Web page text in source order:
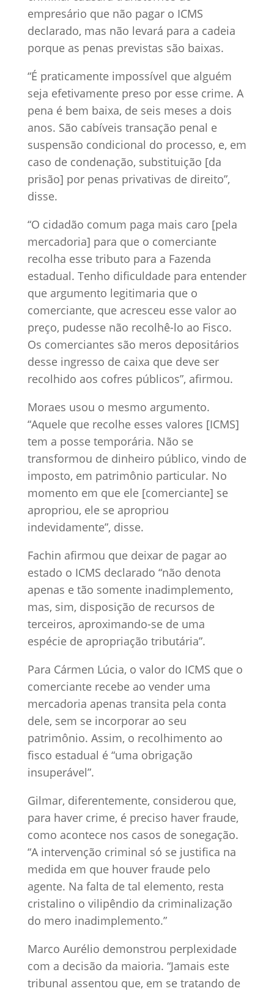
empresário que não pagar o ICMS
declarado, mas não levará para a cadeia
porque as penas previstas são baixas.
“É praticamente impossível que alguém
seja efetivamente preso por esse crime. A
pena é bem baixa, de seis meses a dois
anos. São cabíveis transação penal e
suspensão condicional do processo, e, em
caso de condenação, substituição [da
prisão] por penas privativas de direito”,
disse.
“O cidadão comum paga mais caro [pela
mercadoria] para que o comerciante
recolha esse tributo para a Fazenda
estadual. Tenho dificuldade para entender
que argumento legitimaria que o
comerciante, que acresceu esse valor ao
preço, pudesse não recolhê-lo ao Fisco.
Os comerciantes são meros depositários
desse ingresso de caixa que deve ser
recolhido aos cofres públicos”, afirmou.
Moraes usou o mesmo argumento.
“Aquele que recolhe esses valores [ICMS]
tem a posse temporária. Não se
transformou de dinheiro público, vindo de
imposto, em patrimônio particular. No
momento em que ele [comerciante] se
apropriou, ele se apropriou
indevidamente”, disse.
Fachin afirmou que deixar de pagar ao
estado o ICMS declarado “não denota
apenas e tão somente inadimplemento,
mas, sim, disposição de recursos de
terceiros, aproximando-se de uma
espécie de apropriação tributária”.
Para Cármen Lúcia, o valor do ICMS que o
comerciante recebe ao vender uma
mercadoria apenas transita pela conta
dele, sem se incorporar ao seu
patrimônio. Assim, o recolhimento ao
fisco estadual é “uma obrigação
insuperável”.
Gilmar, diferentemente, considerou que,
para haver crime, é preciso haver fraude,
como acontece nos casos de sonegação.
“A intervenção criminal só se justifica na
medida em que houver fraude pelo
agente. Na falta de tal elemento, resta
cristalino o vilipêndio da criminalização
do mero inadimplemento.”
Marco Aurélio demonstrou perplexidade
com a decisão da maioria. “Jamais este
tribunal assentou que, em se tratando de